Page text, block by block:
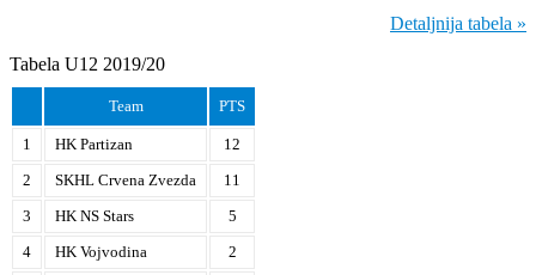
Detaljnija tabela »
Tabela U12 2019/20
Team PTS
1 HK Partizan
12
2
SKHL Crvena Zvezda
11
3
HK NS Stars
5
4
HK Vojvodina
2